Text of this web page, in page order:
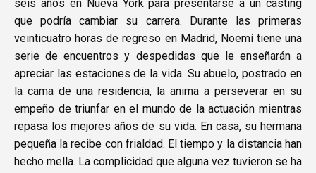
seis años en Nueva York para presentarse a un casting
que podría cambiar su carrera. Durante las primeras
veinticuatro horas de regreso en Madrid, Noemí tiene una
serie de encuentros y despedidas que le enseñarán a
apreciar las estaciones de la vida. Su abuelo, postrado en
la cama de una residencia, la anima a perseverar en su
empeño de triunfar en el mundo de la actuación mientras
repasa los mejores años de su vida. En casa, su hermana
pequeña la recibe con frialdad. El tiempo y la distancia han
hecho mella. La complicidad que alguna vez tuvieron se ha